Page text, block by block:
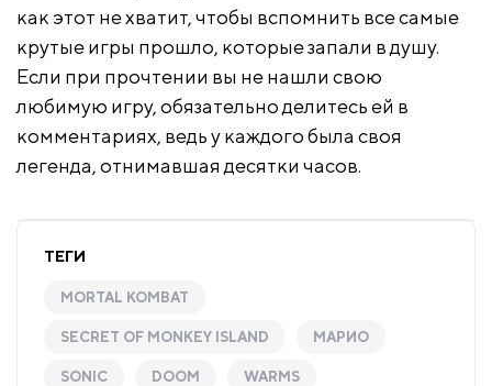
как этот не хватит, чтобы вспомнить все самые
крутые игры прошло, которые запали в душу.
Если при прочтении вы не нашли свою
любимую игру, обязательно делитесь ей в
комментариях, ведь у каждого была своя
легенда, отнимавшая десятки часов.
ТЕГИ
MORTAL KOMBAT
SECRET OF MONKEY ISLAND МАРИО
SONIC DOOM WARMS